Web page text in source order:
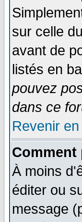
sur celle
avant de
listés en
pouvez
dans ce
Revenir
Comment
À moins
éditer ou
message